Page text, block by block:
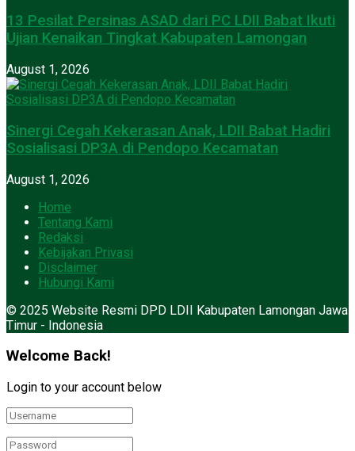
13 Pesilat Persinas ASAD dari PC LDII Babat Ikuti
Ujian Kenaikan Tingkat Kabupaten Lamongan
August 1, 2026
Sinergi Cegah Kekerasan Anak, LDII Babat Hadiri
Sosialisasi DP3A di Pendopo Kecamatan
August 1, 2026
Home
Tentang Kami
Redaksi
Kebijakan Privasi
Disclaimer
Hubungi Kami
© 2025 Website Resmi DPD LDII Kabupaten Lamongan Jawa
Timur - Indonesia
Welcome Back!
Login to your account below